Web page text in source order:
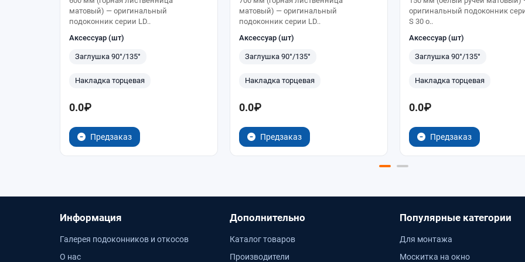
матовый) — оригинальный
подоконник серии LD..
Аксессуар (шт)
Заглушка 90°/135°
Накладка торцевая
0.0₽
Предзаказ
матовый) — оригинальный
подоконник серии LD..
Аксессуар (шт)
Заглушка 90°/135°
Накладка торцевая
0.0₽
Предзаказ
оригинальный подоконник
S 30 о..
Аксессуар (шт)
Заглушка 90°/135°
Накладка торцевая
0.0₽
Предзаказ
Информация
Галерея подоконников и откосов
О нас
Дополнительно
Каталог товаров
Производители
Популярные категории
Для монтажа
Москитка на окно